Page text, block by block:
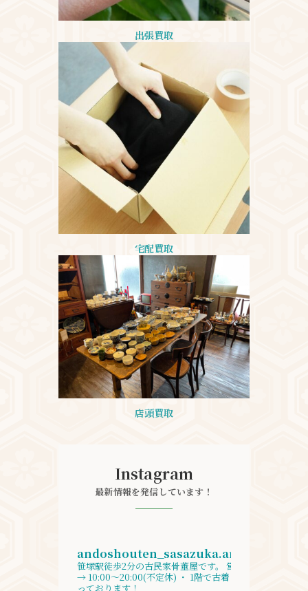
出張買取
宅配買取
店頭買取
Instagram
最新情報を発信しています！
andoshouten_sasazuka.antique
笹塚駅徒歩2分の古民家骨董屋です。
営業時間
→ 10:00〜20:00(不定休) ・ 1階で古着も取り扱
っております！